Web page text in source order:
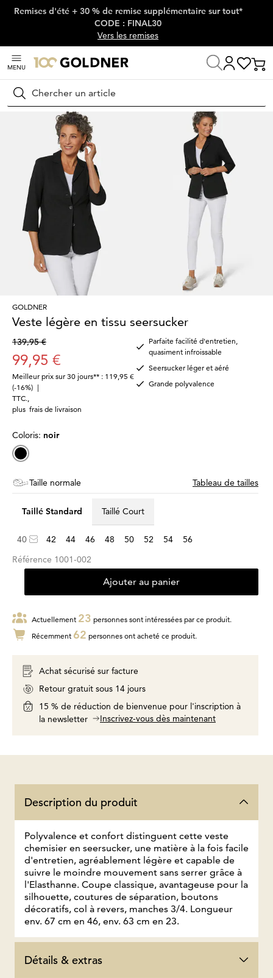
Passer la navigation, aller directement au contenu
Remises d'été + 30 % de remise supplémentaire sur tout*
CODE : FINAL30
Vers les remises
MENU
Rechercher
Maison Mode femme Vestes & blazers
GOLDNER
Veste légère en tissu seersucker
139,95 €
99,95 €
Meilleur prix sur 30 jours** : 119,95 €
(-16%) |
TTC.
plus frais de livraison
Parfaite facilité d'entretien,
quasiment infroissable
Seersucker léger et aéré
Grande polyvalence
Coloris: noir
Taille normale Tableau de tailles
Taillé Standard Taillé Court
40 42 44 46 48 50 52 54
56
Référence 1001-002
Ajouter au panier
Actuellement 23 personnes sont intéressées par ce produit.
Récemment 62 personnes ont acheté ce produit.
Achat sécurisé sur facture
Retour gratuit sous 14 jours
15 % de réduction de bienvenue pour l'inscription à
la newsletter
Inscrivez-vous dès maintenant
Description du produit
Polyvalence et confort distinguent cette veste
chemisier en seersucker, une matière à la fois facile
d'entretien, agréablement légère et capable de
suivre le moindre mouvement sans serrer grâce à
l'Elasthanne. Coupe classique, avantageuse pour la
silhouette, coutures de séparation, boutons
décoratifs, col à revers, manches 3/4. Longueur
env. 67 cm en 46, env. 63 cm en 23.
Détails & extras